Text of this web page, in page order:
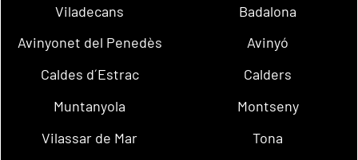
Viladecans
Badalona
Avinyonet del Penedès
Avinyó
Caldes d´Estrac
Calders
Muntanyola
Montseny
Vilassar de Mar
Tona